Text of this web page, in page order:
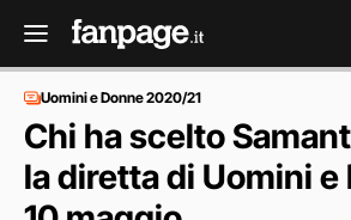
Uomini e Donne 2020/21
Chi ha scelto
la diretta di Uomini e